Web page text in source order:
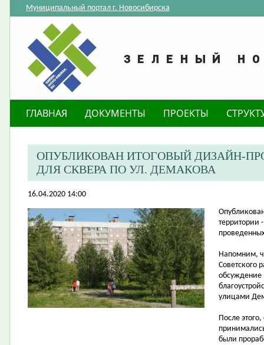
Муниципальный портал г. Новосибирска
ГЛАВНАЯ ДОКУМЕНТЫ ПРОЕКТЫ
ОПУБЛИКОВАН ИТОГОВЫЙ ДИЗАЙН-
ДЛЯ СКВЕРА ПО УЛ. ДЕМАКОВА
16.04.2020 14:00
территории
Напомним,
Советского
обсуждение
улицами
После
были